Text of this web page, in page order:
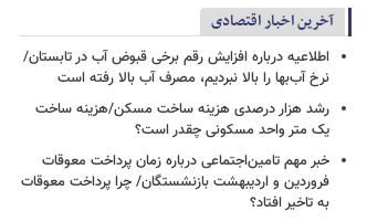
آخرین اخبار اقتصادی
اطلاعیه درباره افزایش رقم برخی قبوض آب در تابستان/
نرخ آب‌بها را بالا نبردیم، مصرف آب بالا رفته است
رشد هزار درصدی هزینه ساخت مسکن/هزینه ساخت
یک متر واحد مسکونی چقدر است؟
خبر مهم تامین‌اجتماعی درباره زمان پرداخت معوقات
فروردین و اردیبهشت بازنشستگان/ چرا پرداخت معوقات
به تاخیر افتاد؟